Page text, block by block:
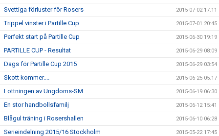
Svettiga förluster för Rosers 2015-07-02 17:11
Trippel vinster i Partille Cup 2015-07-01 20:45
Perfekt start på Partille Cup 2015-06-30 19:19
PARTILLE CUP - Resultat 2015-06-29 08:09
Dags för Partille Cup 2015 2015-06-29 03:54
Skott kommer.... 2015-06-25 05:17
Lottningen av Ungdoms-SM 2015-06-19 06:30
En stor handbollsfamilj 2015-06-12 15:41
Blågul träning i Rosershallen 2015-06-10 06:28
Serieindelning 2015/16 Stockholm 2015-05-22 17:45